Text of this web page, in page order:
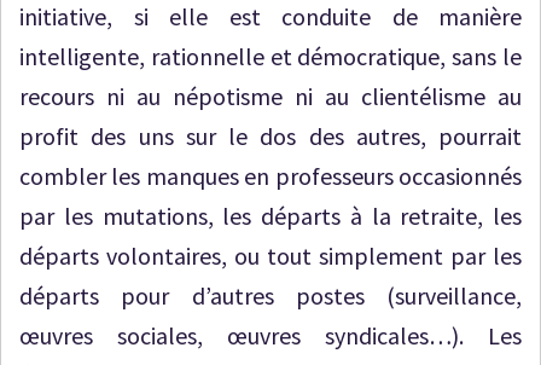
initiative, si elle est conduite de manière
intelligente, rationnelle et démocratique, sans le
recours ni au népotisme ni au clientélisme au
profit des uns sur le dos des autres, pourrait
combler les manques en professeurs occasionnés
par les mutations, les départs à la retraite, les
départs volontaires, ou tout simplement par les
départs pour d’autres postes (surveillance,
œuvres sociales, œuvres syndicales…). Les